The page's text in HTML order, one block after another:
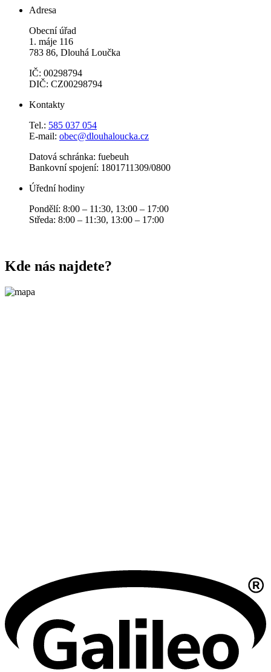
Adresa
Obecní úřad
1. máje 116
783 86, Dlouhá Loučka
IČ: 00298794
DIČ: CZ00298794
Kontakty
Tel.: 585 037 054
E-mail: obec@dlouhaloucka.cz
Datová schránka: fuebeuh
Bankovní spojení: 1801711309/0800
Úřední hodiny
Pondělí: 8:00 – 11:30, 13:00 – 17:00
Středa: 8:00 – 11:30, 13:00 – 17:00
Kde nás najdete?